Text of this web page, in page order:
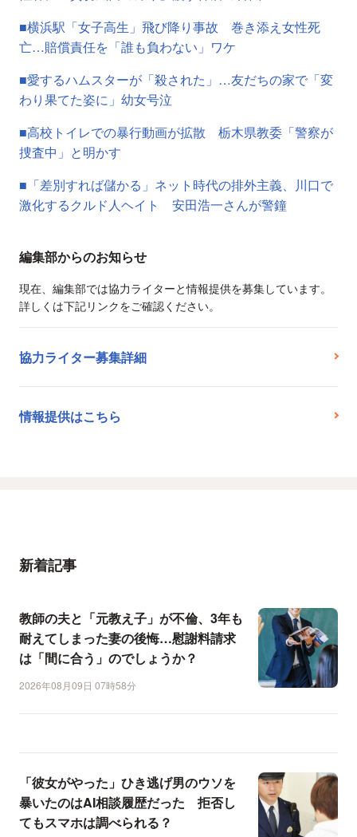
■横浜駅「女子高生」飛び降り事故 巻き添え女性死
亡…賠償責任を「誰も負わない」ワケ
■愛するハムスターが「殺された」…友だちの家で「変
わり果てた姿に」幼女号泣
■高校トイレでの暴行動画が拡散 栃木県教委「警察が
捜査中」と明かす
■「差別すれば儲かる」ネット時代の排外主義、川口で
激化するクルド人ヘイト 安田浩一さんが警鐘
編集部からのお知らせ
現在、編集部では協力ライターと情報提供を募集しています。
詳しくは下記リンクをご確認ください。
協力ライター募集詳細
情報提供はこちら
新着記事
教師の夫と「元教え子」が不倫、3年も
耐えてしまった妻の後悔…慰謝料請求
は「間に合う」のでしょうか？
2026年08月09日 07時58分
「彼女がやった」ひき逃げ男のウソを
暴いたのはAI相談履歴だった 拒否し
てもスマホは調べられる？